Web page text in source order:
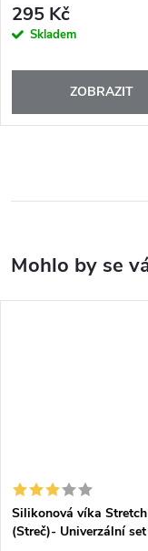
295 Kč
Skladem
ZOBRAZIT
Silikonová víka Stretch
(Streč)- Univerzální set